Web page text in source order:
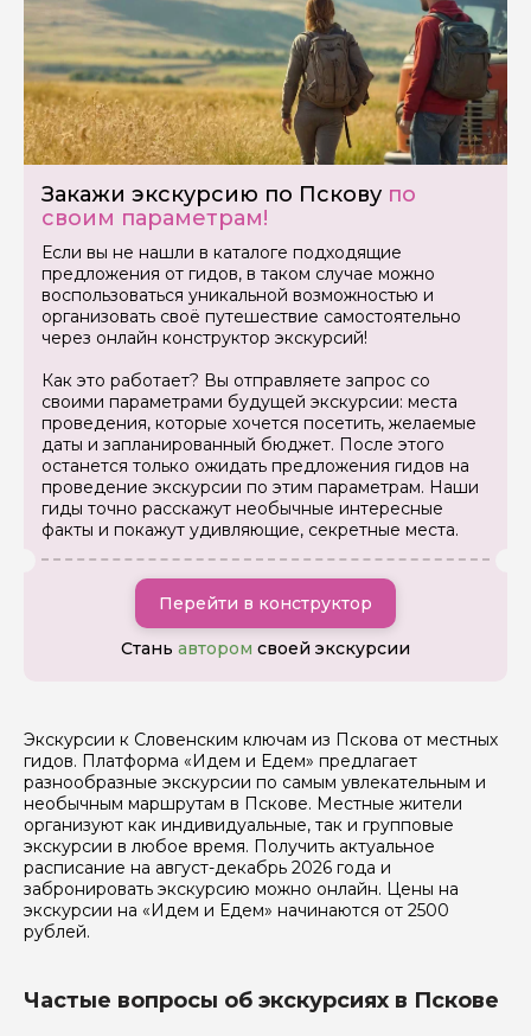
Закажи экскурсию по Пскову по
своим параметрам!
Если вы не нашли в каталоге подходящие
предложения от гидов, в таком случае можно
воспользоваться уникальной возможностью и
организовать своё путешествие самостоятельно
через онлайн конструктор экскурсий!
Как это работает? Вы отправляете запрос со
своими параметрами будущей экскурсии: места
проведения, которые хочется посетить, желаемые
даты и запланированный бюджет. После этого
останется только ожидать предложения гидов на
проведение экскурсии по этим параметрам. Наши
гиды точно расскажут необычные интересные
факты и покажут удивляющие, секретные места.
Перейти в конструктор
Стань автором своей экскурсии
Экскурсии к Словенским ключам из Пскова от местных
гидов. Платформа «Идем и Едем» предлагает
разнообразные экскурсии по самым увлекательным и
необычным маршрутам в Пскове. Местные жители
организуют как индивидуальные, так и групповые
экскурсии в любое время. Получить актуальное
расписание на август-декабрь 2026 года и
забронировать экскурсию можно онлайн. Цены на
экскурсии на «Идем и Едем» начинаются от 2500
рублей.
Частые вопросы об экскурсиях в Пскове
Задайте свой вопрос гиду
Как вас зовут
Ваша электронная почта
Ваш номер телефона
Вопросы и комментарии
Если у вас есть интересующие вопросы, можете их
Я даю своё согласие на обработку персональных
данных
Отправить